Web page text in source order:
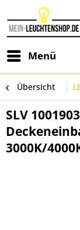
Menü
Übersicht
SLV
3000K/